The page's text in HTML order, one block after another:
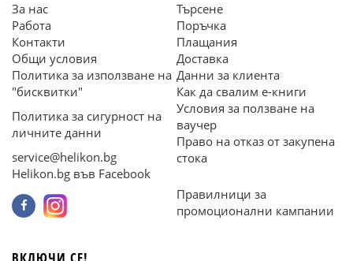
За нас
Работа
Контакти
Общи условия
Политика за използване на
"бисквитки"
Политика за сигурност на
личните данни
service@helikon.bg
Helikon.bg във Facebook
Търсене
Поръчка
Плащания
Доставка
Данни за клиента
Как да свалим е-книги
Условия за ползване на
ваучер
Право на отказ от закупена
стока
Правилници за
промоционални кампании